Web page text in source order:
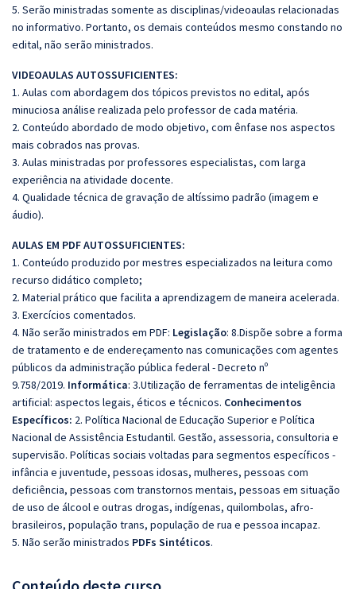
5. Serão ministradas somente as disciplinas/videoaulas relacionadas
no informativo. Portanto, os demais conteúdos mesmo constando no
edital, não serão ministrados.
VIDEOAULAS AUTOSSUFICIENTES:
1. Aulas com abordagem dos tópicos previstos no edital, após
minuciosa análise realizada pelo professor de cada matéria.
2. Conteúdo abordado de modo objetivo, com ênfase nos aspectos
mais cobrados nas provas.
3. Aulas ministradas por professores especialistas, com larga
experiência na atividade docente.
4. Qualidade técnica de gravação de altíssimo padrão (imagem e
áudio).
AULAS EM PDF AUTOSSUFICIENTES:
1. Conteúdo produzido por mestres especializados na leitura como
recurso didático completo;
2. Material prático que facilita a aprendizagem de maneira acelerada.
3. Exercícios comentados.
4. Não serão ministrados em PDF: Legislação: 8.Dispõe sobre a forma
de tratamento e de endereçamento nas comunicações com agentes
públicos da administração pública federal - Decreto nº
9.758/2019. Informática: 3.Utilização de ferramentas de inteligência
artificial: aspectos legais, éticos e técnicos. Conhecimentos
Específicos: 2. Política Nacional de Educação Superior e Política
Nacional de Assistência Estudantil. Gestão, assessoria, consultoria e
supervisão. Políticas sociais voltadas para segmentos específicos -
infância e juventude, pessoas idosas, mulheres, pessoas com
deficiência, pessoas com transtornos mentais, pessoas em situação
de uso de álcool e outras drogas, indígenas, quilombolas, afro-
brasileiros, população trans, população de rua e pessoa incapaz.
5. Não serão ministrados PDFs Sintéticos.